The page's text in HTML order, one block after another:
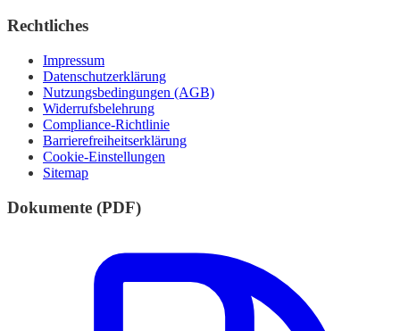
Rechtliches
Impressum
Datenschutzerklärung
Nutzungsbedingungen (AGB)
Widerrufsbelehrung
Compliance-Richtlinie
Barrierefreiheitserklärung
Cookie-Einstellungen
Sitemap
Dokumente (PDF)